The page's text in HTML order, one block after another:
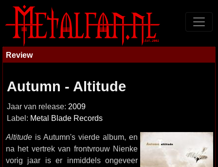
Review
Autumn - Altitude
Jaar van release: 2009
Label: Metal Blade Records
Altitude is Autumn's vierde album, en
na het vertrek van frontvrouw Nienke
vorig jaar is er inmiddels ongeveer